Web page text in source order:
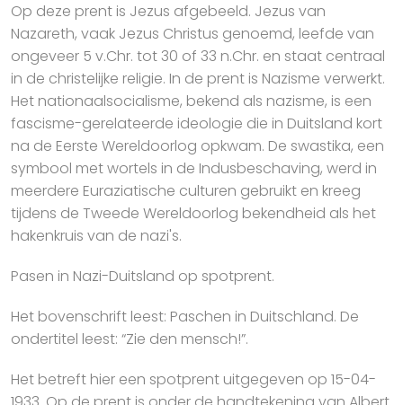
Op deze prent is Jezus afgebeeld. Jezus van
Nazareth, vaak Jezus Christus genoemd, leefde van
ongeveer 5 v.Chr. tot 30 of 33 n.Chr. en staat centraal
in de christelijke religie. In de prent is Nazisme verwerkt.
Het nationaalsocialisme, bekend als nazisme, is een
fascisme-gerelateerde ideologie die in Duitsland kort
na de Eerste Wereldoorlog opkwam. De swastika, een
symbool met wortels in de Indusbeschaving, werd in
meerdere Euraziatische culturen gebruikt en kreeg
tijdens de Tweede Wereldoorlog bekendheid als het
hakenkruis van de nazi's.
Pasen in Nazi-Duitsland op spotprent.
Het bovenschrift leest: Paschen in Duitschland. De
ondertitel leest: “Zie den mensch!”.
Het betreft hier een spotprent uitgegeven op 15-04-